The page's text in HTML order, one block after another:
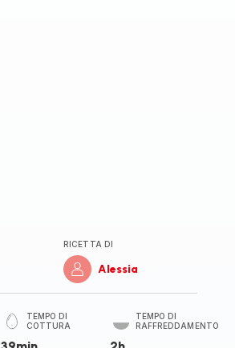
RICETTA DI
Alessia
TEMPO DI
COTTURA
TEMPO DI
RAFFREDDAMENTO